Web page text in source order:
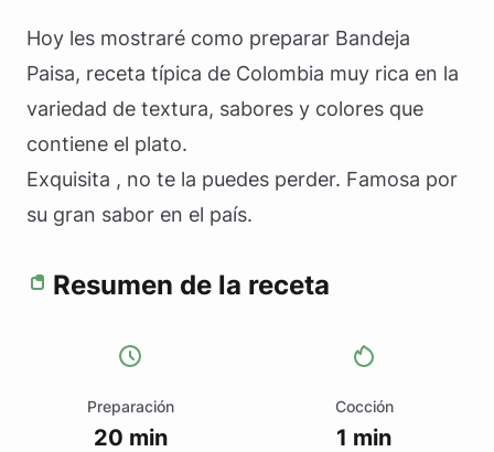
Hoy les mostraré como preparar Bandeja
Paisa, receta típica de Colombia muy rica en la
variedad de textura, sabores y colores que
contiene el plato.
Exquisita , no te la puedes perder. Famosa por
su gran sabor en el país.
Resumen de la receta
Preparación
20 min
Cocción
1 min